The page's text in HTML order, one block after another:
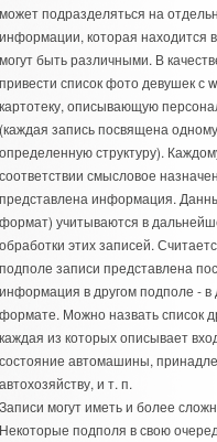
подразделяться на
которая находится
быть различными. В
списокфото девушекс
описывающую
запись посвящена
структуру).
смысловое
информация.
учитываются в
этих записей.
записи представлена
в другом подполе - в
Можно назвать список
из которых описывает
автомашины,
и т. п.
могут иметь и более
подполя в свою